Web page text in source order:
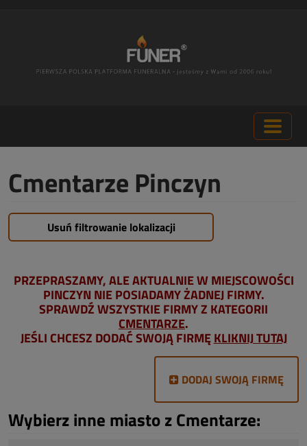
Cmentarze Pinczyn
Usuń filtrowanie lokalizacji
PRZEPRASZAMY, ALE AKTUALNIE W MIEJSCOWOŚCI
PINCZYN NIE POSIADAMY ŻADNEJ FIRMY.
SPRAWDŹ WSZYSTKIE FIRMY Z KATEGORII
CMENTARZE.
JEŚLI CHCESZ DODAĆ SWOJĄ FIRMĘKLIKNIJ TUTAJ
DODAJ SWOJĄ FIRMĘ
Wybierz inne miasto z Cmentarze: